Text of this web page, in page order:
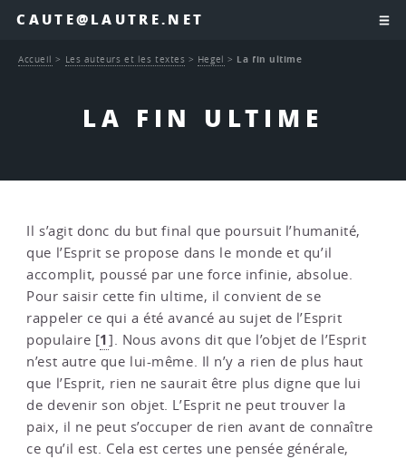
CAUTE@LAUTRE.NET
LA FIN ULTIME
Accueil > Les auteurs et les textes > Hegel > La fin ultime
Il s’agit donc du but final que poursuit l’humanité,
que l’Esprit se propose dans le monde et qu’il
accomplit, poussé par une force infinie, absolue.
Pour saisir cette fin ultime, il convient de se
rappeler ce qui a été avancé au sujet de l’Esprit
populaire [1]. Nous avons dit que l’objet de l’Esprit
n’est autre que lui-même. Il n’y a rien de plus haut
que l’Esprit, rien ne saurait être plus digne que lui
de devenir son objet. L’Esprit ne peut trouver la
paix, il ne peut s’occuper de rien avant de connaître
ce qu’il est. Cela est certes une pensée générale,